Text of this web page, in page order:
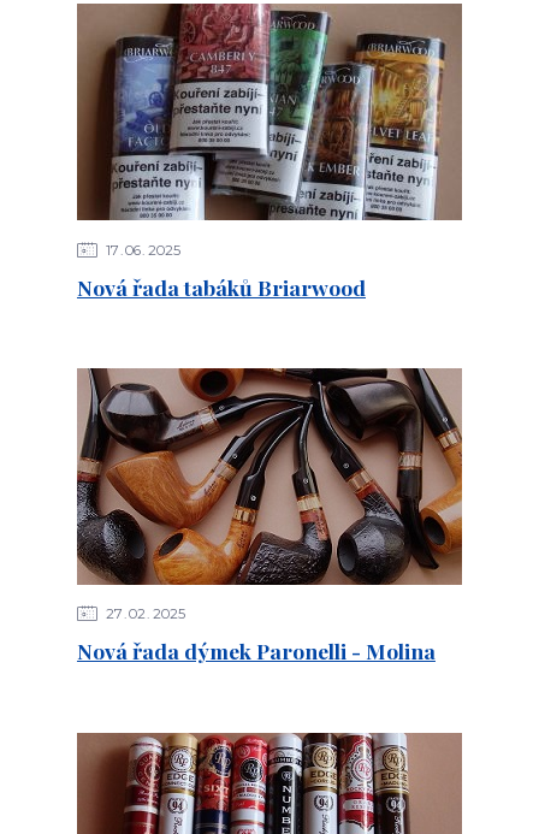
17 06 2025
Nová řada tabáků Briarwood
27 02 2025
Nová řada dýmek Paronelli - Molina